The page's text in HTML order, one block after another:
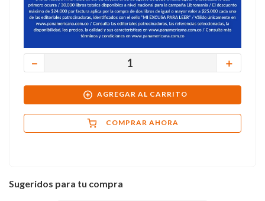
＋
－
AGREGAR AL CARRITO
COMPRAR AHORA
Sugeridos para tu compra